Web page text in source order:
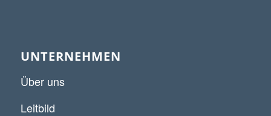
UNTERNEHMEN
Über uns
Leitbild